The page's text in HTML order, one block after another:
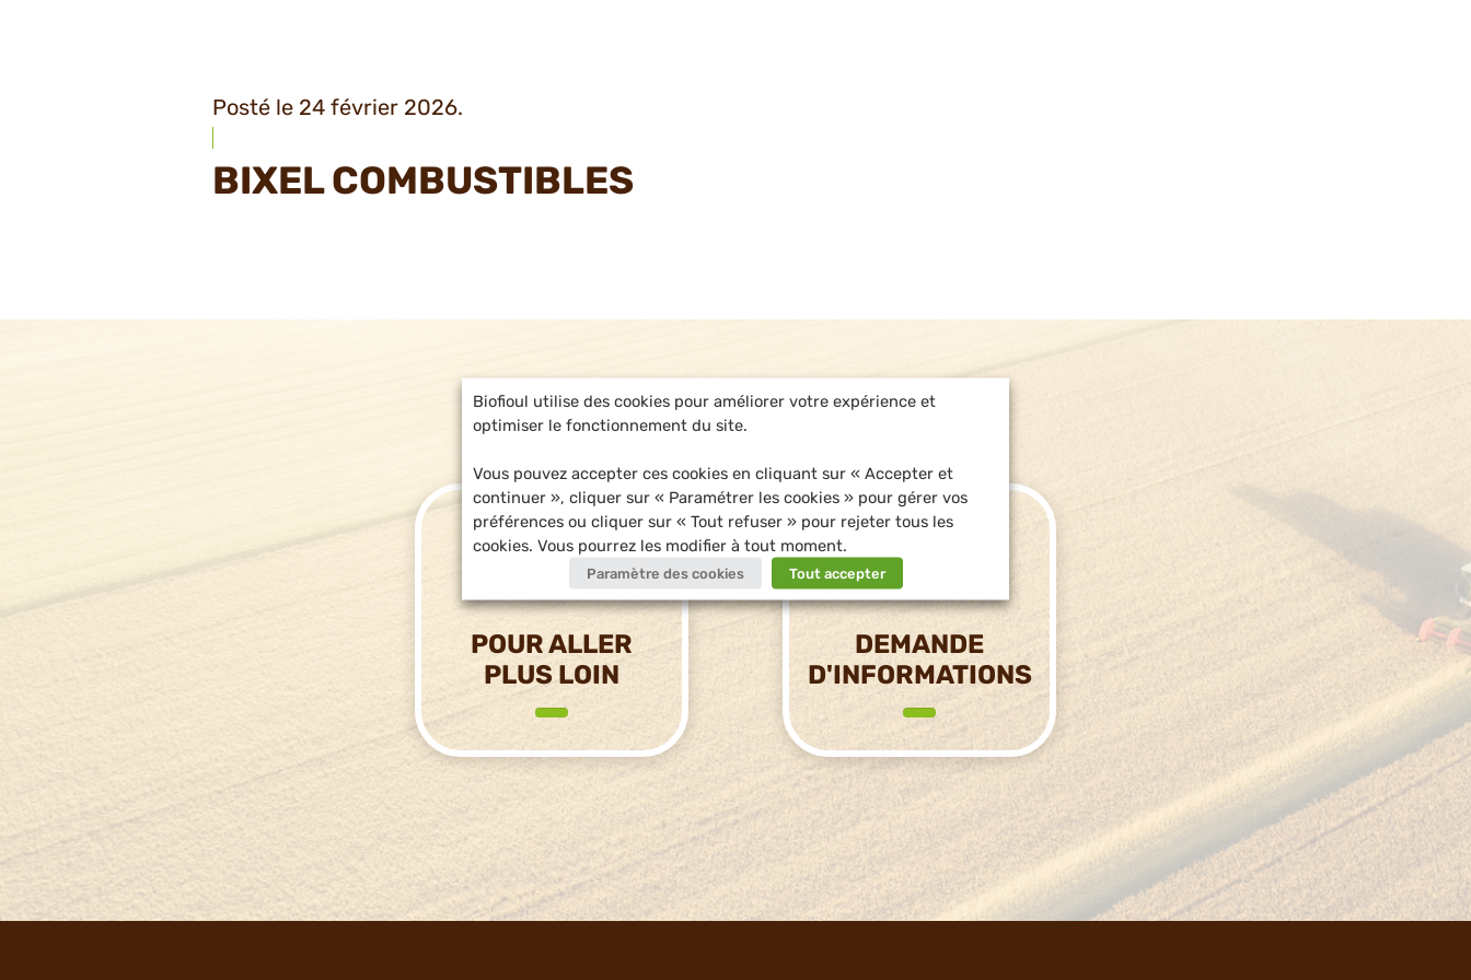
Posté le 24 février 2026.
BIXEL COMBUSTIBLES
POUR ALLER
PLUS LOIN
DEMANDE
D'INFORMATIONS
Biofioul utilise des cookies pour améliorer votre expérience et
optimiser le fonctionnement du site.
Vous pouvez accepter ces cookies en cliquant sur « Accepter et
continuer », cliquer sur « Paramétrer les cookies » pour gérer vos
préférences ou cliquer sur « Tout refuser » pour rejeter tous les
cookies. Vous pourrez les modifier à tout moment.
Paramètre des cookies Tout accepter